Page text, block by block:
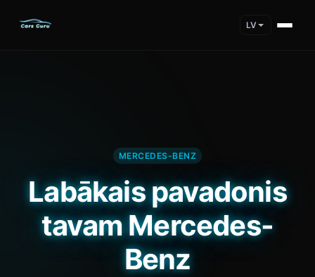
LV
MERCEDES-BENZ
Labākais pavadonis
tavam Mercedes-
Benz